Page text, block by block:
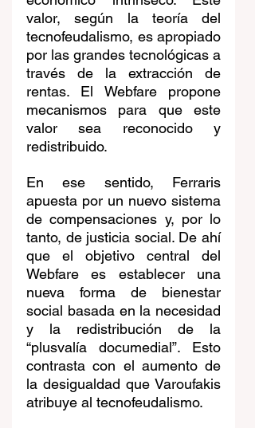
valor, según la teoría del
tecnofeudalismo, es apropiado
por las grandes tecnológicas a
través de la extracción de
rentas. El Webfare propone
mecanismos para que este
valor sea reconocido y
redistribuido.
En ese sentido, Ferraris
apuesta por un nuevo sistema
de compensaciones y, por lo
tanto, de justicia social. De ahí
que el objetivo central del
Webfare es establecer una
nueva forma de bienestar
social basada en la necesidad
y la redistribución de la
“plusvalía documedial”. Esto
contrasta con el aumento de
la desigualdad que Varoufakis
atribuye al tecnofeudalismo.